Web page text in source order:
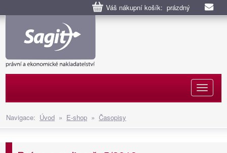
Váš nákupní košík: prázdný
Navigace: Úvod » E-shop » Časopisy